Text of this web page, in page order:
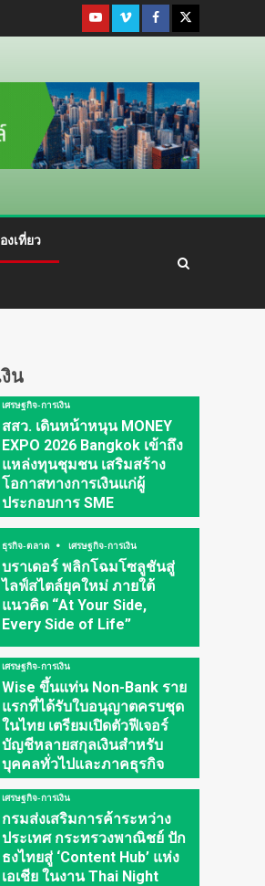
งเที่ยว
น
เศรษฐกิจ-การเงิน
สสว. เดินหน้าหนุน MONEY
EXPO 2026 Bangkok เข้าถึง
แหล่งทุนชุมชน เสริมสร้าง
โอกาสทางการเงินแก่ผู้
ประกอบการ SME
ธุรกิจ-ตลาด เศรษฐกิจ-การเงิน
บราเดอร์ พลิกโฉมโซลูชันสู่
ไลฟ์สไตล์ยุคใหม่ ภายใต้
แนวคิด “At Your Side,
Every Side of Life”
เศรษฐกิจ-การเงิน
Wise ขึ้นแท่น Non-Bank ราย
แรกที่ได้รับใบอนุญาตครบชุด
ในไทย เตรียมเปิดตัวฟีเจอร์
บัญชีหลายสกุลเงินสำหรับ
บุคคลทั่วไปและภาคธุรกิจ
เศรษฐกิจ-การเงิน
กรมส่งเสริมการค้าระหว่าง
ประเทศ กระทรวงพาณิชย์ ปัก
ธงไทยสู่ ‘Content Hub’ แห่ง
เอเชีย ในงาน Thai Night